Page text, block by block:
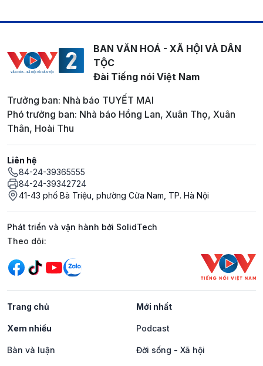
BAN VĂN HOÁ - XÃ HỘI VÀ DÂN
TỘC
Đài Tiếng nói Việt Nam
Trưởng ban: Nhà báo TUYẾT MAI
Phó trưởng ban: Nhà báo Hồng Lan, Xuân Thọ, Xuân
Thân, Hoài Thu
Liên hệ
84-24-39365555
84-24-39342724
41-43 phố Bà Triệu, phường Cửa Nam, TP. Hà Nội
Phát triển và vận hành bởi SolidTech
Mạng xã hội
Theo dõi:
Trang chủ Mới nhất
Xem nhiều Podcast
Bàn và luận Đời sống - Xã hội